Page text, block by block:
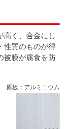
高く、合金にし
性質のものが得
被膜が腐食を防
原板：アルミニウム